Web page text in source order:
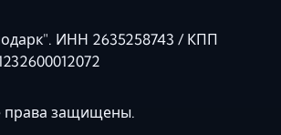
ИНН 2635258743 / КПП
права защищены.